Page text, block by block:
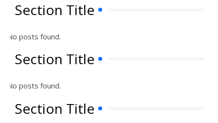
Section Title
No posts found.
Section Title
No posts found.
Section Title